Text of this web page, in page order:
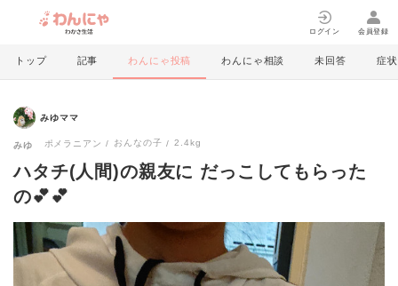
ログイン 会員登録
トップ 記事 わんにゃ投稿 わんにゃ相談 未回答 症状
みゆママ
みゆ ポメラニアン おんなの子 2.4kg
ハタチ(人間)の親友に だっこしてもらった
の💕💕